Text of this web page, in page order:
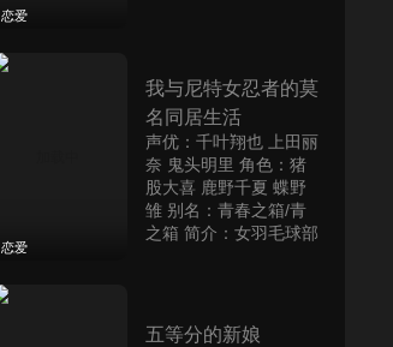
恋爱
主练
恋爱
我与尼特女忍者的莫
名同居生活
声优：千叶翔也 上田丽
奈 鬼头明里 角色：猪
股大喜 鹿野千夏 蝶野
雏 别名：青春之箱/青
之箱 简介：女羽毛球部
主练
五等分的新娘